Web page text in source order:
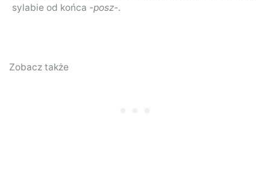
sylabie od końca -posz-.
Zobacz także